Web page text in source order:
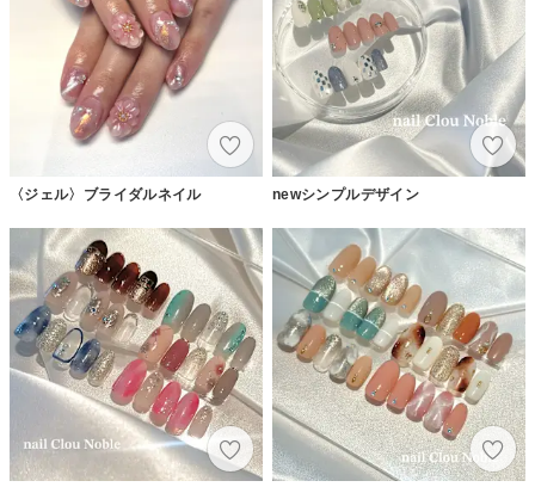
〈ジェル〉ブライダルネイル newシンプルデザイン